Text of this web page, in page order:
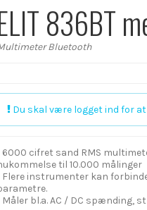
836BT
Bluetooth
Du skal være logget ind for
6000 cifret sand RMS
til 10.000 målinger
Flere instrumenter kan
Måler bl.a. AC / DC spænding,